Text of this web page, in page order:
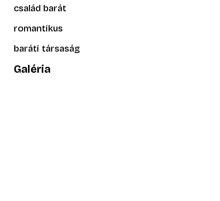
család barát
romantikus
baráti társaság
Galéria